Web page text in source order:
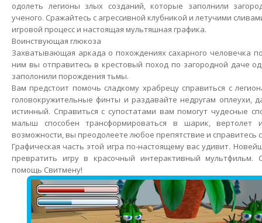
одолеть легионы злых созданий, которые заполнили
ученого. Сражайтесь с агрессивной клубникой и летучими
игровой процесс и настоящая мультяшная графика.
Воинствующая глюкоза
Захватывающая аркада о похождениях сахарного человечка
ним вы отправитесь в крестовый поход по загородной даче
заполонили порождения тьмы.
Вам предстоит помочь сладкому храбрецу справиться с
головокружительные финты и раздавайте недругам оплеухи,
истинный. Справиться с супостатами вам помогут чудесные
малыш способен трансформироваться в шарик, вертолет
возможности, вы преодолеете любое препятствие и справитесь
Графическая часть этой игра по-настоящему вас удивит.
превратить игру в красочный интерактивный мультфильм.
помощь Свитмену!